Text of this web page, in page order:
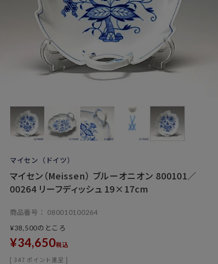
マイセン（ドイツ）
マイセン（Meissen） ブルーオニオン 800101／
00264 リーフディッシュ 19×17cm
商品番号
080010100264
¥38,500のところ
¥34,650税込
[ 347 ポイント進呈 ]